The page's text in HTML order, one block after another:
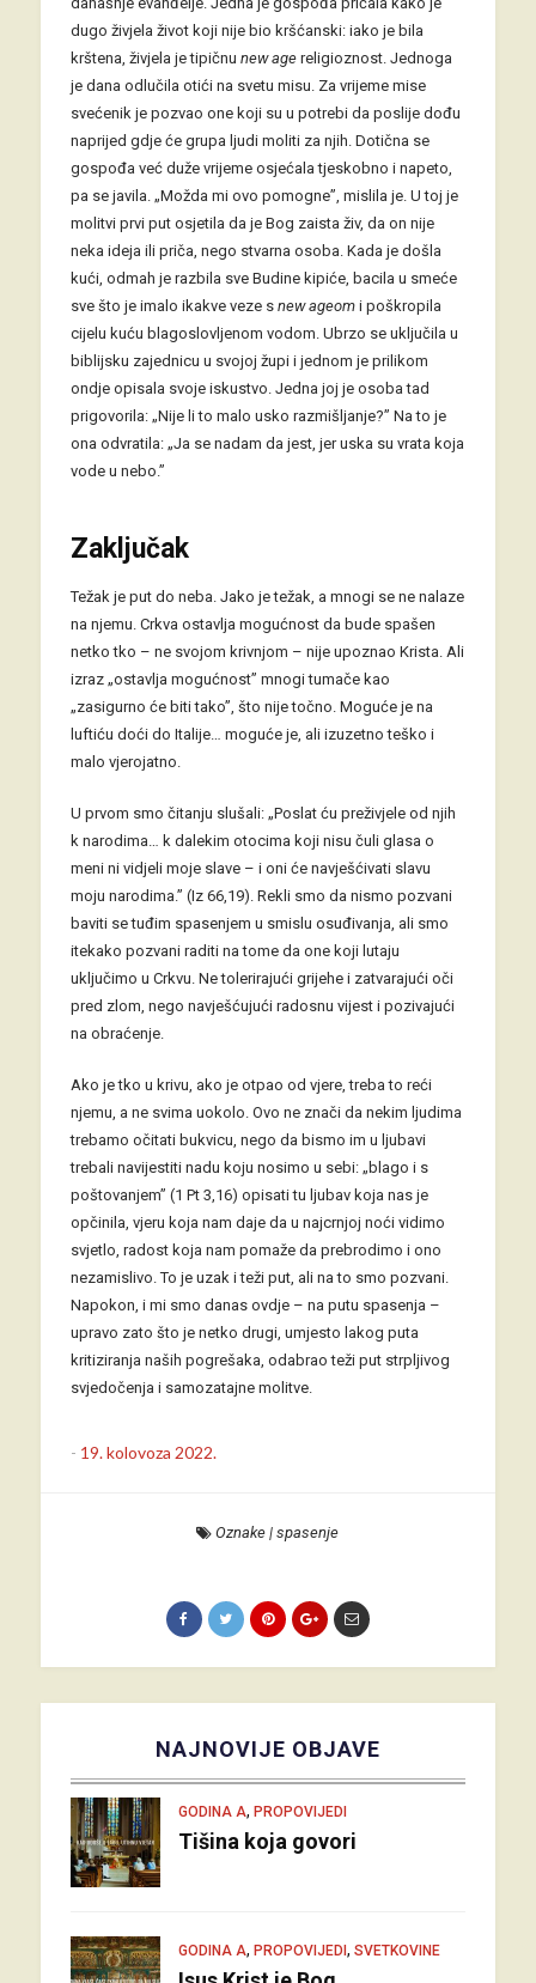
dugo živjela život koji nije bio kršćanski: iako je bila
krštena, živjela je tipičnu new age religioznost. Jednoga
je dana odlučila otići na svetu misu. Za vrijeme mise
svećenik je pozvao one koji su u potrebi da poslije dođu
naprijed gdje će grupa ljudi moliti za njih. Dotična se
gospođa već duže vrijeme osjećala tjeskobno i napeto,
pa se javila. „Možda mi ovo pomogne”, mislila je. U toj je
molitvi prvi put osjetila da je Bog zaista živ, da on nije
neka ideja ili priča, nego stvarna osoba. Kada je došla
kući, odmah je razbila sve Budine kipiće, bacila u smeće
sve što je imalo ikakve veze s new ageomi poškropila
cijelu kuću blagoslovljenom vodom. Ubrzo se uključila u
biblijsku zajednicu u svojoj župi i jednom je prilikom
ondje opisala svoje iskustvo. Jedna joj je osoba tad
prigovorila: „Nije li to malo usko razmišljanje?” Na to je
ona odvratila: „Ja se nadam da jest, jer uska su vrata koja
vode u nebo.”
Zaključak
Težak je put do neba. Jako je težak, a mnogi se ne nalaze
na njemu. Crkva ostavlja mogućnost da bude spašen
netko tko – ne svojom krivnjom – nije upoznao Krista. Ali
izraz „ostavlja mogućnost” mnogi tumače kao
„zasigurno će biti tako”, što nije točno. Moguće je na
luftiću doći do Italije… moguće je, ali izuzetno teško i
malo vjerojatno.
U prvom smo čitanju slušali: „Poslat ću preživjele od njih
k narodima… k dalekim otocima koji nisu čuli glasa o
meni ni vidjeli moje slave – i oni će navješćivati slavu
moju narodima.” (Iz 66,19). Rekli smo da nismo pozvani
baviti se tuđim spasenjem u smislu osuđivanja, ali smo
itekako pozvani raditi na tome da one koji lutaju
uključimo u Crkvu. Ne tolerirajući grijehe i zatvarajući oči
pred zlom, nego navješćujući radosnu vijest i pozivajući
na obraćenje.
Ako je tko u krivu, ako je otpao od vjere, treba to reći
njemu, a ne svima uokolo. Ovo ne znači da nekim ljudima
trebamo očitati bukvicu, nego da bismo im u ljubavi
trebali navijestiti nadu koju nosimo u sebi: „blago i s
poštovanjem” (1 Pt 3,16) opisati tu ljubav koja nas je
opčinila, vjeru koja nam daje da u najcrnjoj noći vidimo
svjetlo, radost koja nam pomaže da prebrodimo i ono
nezamislivo. To je uzak i teži put, ali na to smo pozvani.
Napokon, i mi smo danas ovdje – na putu spasenja –
upravo zato što je netko drugi, umjesto lakog puta
kritiziranja naših pogrešaka, odabrao teži put strpljivog
svjedočenja i samozatajne molitve.
- 19. kolovoza 2022.
Oznake |spasenje
NAJNOVIJE OBJAVE
GODINA A, PROPOVIJEDI
Tišina koja govori
GODINA A, PROPOVIJEDI, SVETKOVINE